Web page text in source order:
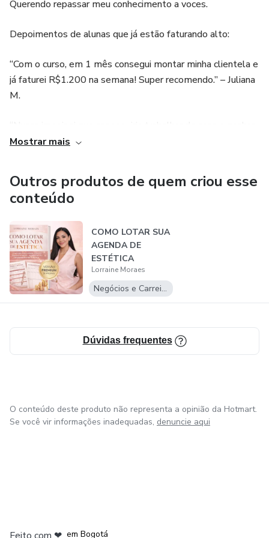
⸻
Por apenas R$47,00 você garante acesso imediato ao
Querendo repassar meu conhecimento a voces.
Depoimentos de alunas que já estão faturando alto:
“Com o curso, em 1 mês consegui montar minha clientela e
já faturei R$1.200 na semana! Super recomendo.” – Juliana
M.
tão bem. O método é simples e prático!” – Camila S.
ajudou muito no meu aperfeiçoamento. Vale cada centavo.”
– Ana L.
Mostrar mais
Outros produtos de quem criou esse
conteúdo
COMO LOTAR SUA
AGENDA DE
ESTÉTICA
Lorraine Moraes
Negócios e Carreira
Dúvidas frequentes
O conteúdo deste produto não representa a opinião da Hotmart.
Se você vir informações inadequadas, denuncie aqui
em Bogotá